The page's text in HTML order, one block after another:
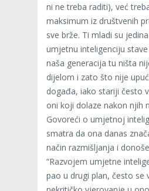
ni ne treba raditi), već
maksimum iz društvenih
sve brže. Ti mladi su
umjetnu inteligenciju
naša generacija tu ništa
dijelom i zato što nije
događa, iako stariji često
oni koji dolaze nakon njih
Govoreći o umjetnoj
smatra da ona danas
način razmišljanja i
“Razvojem umjetne
pao u drugi plan, često se